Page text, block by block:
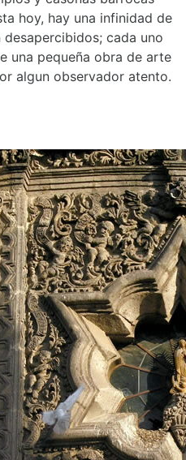
hoy, hay una infinidad de
cada uno
una pequeña obra de arte
algun observador atento.